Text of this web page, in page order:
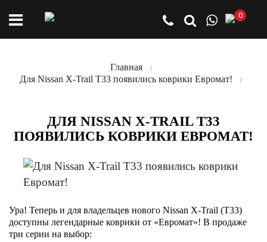
0
Главная
Для Nissan X-Trail T33 появились коврики Евромат!
ДЛЯ NISSAN X-TRAIL T33
ПОЯВИЛИСЬ КОВРИКИ ЕВРОМАТ!
Ура! Теперь и для владельцев нового Nissan X-Trail (T33)
доступны легендарные коврики от «Евромат»! В продаже
три серии на выбор: